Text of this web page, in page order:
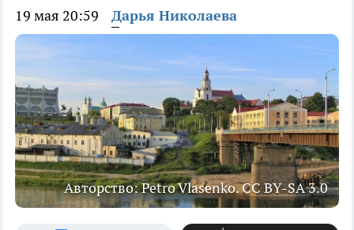
19 мая 20:59 Дарья Николаева
Авторство: Petro Vlasenko. CC BY-SA 3.0